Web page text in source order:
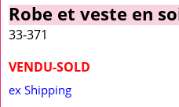
Robe et veste en
33-371
VENDU-SOLD
ex Shipping